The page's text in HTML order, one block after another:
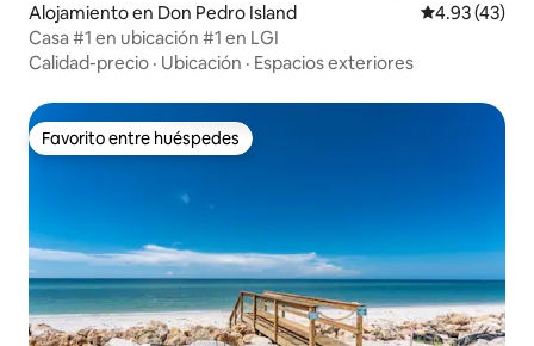
Alojamiento en Don Pedro Island Calificación
4.93 (43)
Casa #1 en ubicación #1 en LGI
Calidad-precio · Ubicación · Espacios exteriores
Favorito entre huéspedes
Favorito entre huéspedes